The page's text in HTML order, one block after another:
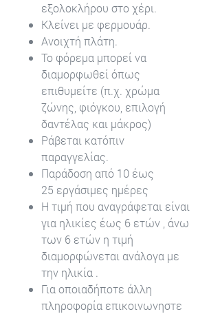
εξολοκλήρου στο χέρι.
Κλείνει με φερμουάρ.
Ανοιχτή πλάτη.
Το φόρεμα μπορεί να
διαμορφωθεί όπως
επιθυμείτε (π.χ. χρώμα
ζώνης, φιόγκου, επιλογή
δαντέλας και μάκρος)
Ράβεται κατόπιν
παραγγελίας.
Παράδοση από 10 έως
25 εργάσιμες ημέρες
Η τιμή που αναγράφεται είναι
για ηλικίες έως 6 ετών , άνω
των 6 ετών η τιμή
διαμορφώνεται ανάλογα με
την ηλικία .
Για οποιαδήποτε άλλη
πληροφορία επικοινωνηστε